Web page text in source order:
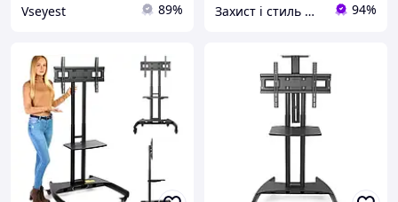
Vseyest 89% Захист і стиль — в одному магазині 94%